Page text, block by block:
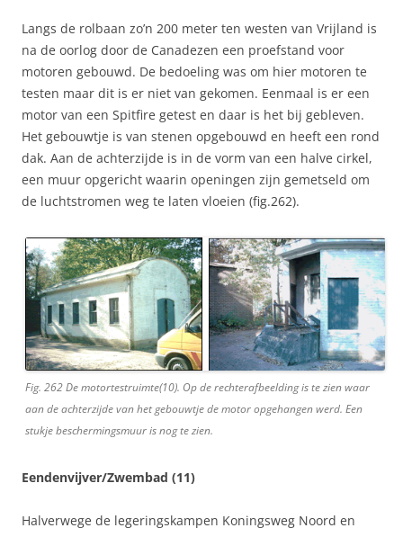
Langs de rolbaan zo’n 200 meter ten westen van Vrijland is
na de oorlog door de Canadezen een proefstand voor
motoren gebouwd. De bedoeling was om hier motoren te
testen maar dit is er niet van gekomen. Eenmaal is er een
motor van een Spitfire getest en daar is het bij gebleven.
Het gebouwtje is van stenen opgebouwd en heeft een rond
dak. Aan de achterzijde is in de vorm van een halve cirkel,
een muur opgericht waarin openingen zijn gemetseld om
de luchtstromen weg te laten vloeien (fig.262).
Fig. 262 De motortestruimte(10). Op de rechterafbeelding is te zien waar
aan de achterzijde van het gebouwtje de motor opgehangen werd. Een
stukje beschermingsmuur is nog te zien.
Eendenvijver/Zwembad (11)
Halverwege de legeringskampen Koningsweg Noord en